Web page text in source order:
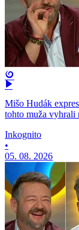
Mišo Hudák
tohto muža vyhrali
Inkognito
•
05. 08. 2026